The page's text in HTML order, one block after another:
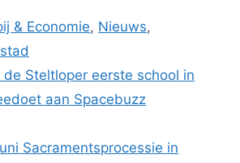
& Economie, Nieuws,
de Steltloper eerste school in
aan Spacebuzz
Sacramentsprocessie in